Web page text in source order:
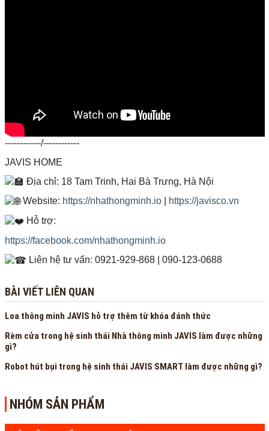
------------/------------
JAVIS HOME
Địa chỉ: 18 Tam Trinh, Hai Bà Trưng, Hà Nội
Website: https://nhathongminh.io|
https://javisco.vn
Hỗ trợ:
https://facebook.com/nhathongminh.io
Liên hệ tư vấn: 0921-929-868 | 090-123-0688
BÀI VIẾT LIÊN QUAN
Loa thông minh JAVIS hỗ trợ thêm từ khóa đánh thức
Rèm cửa trong hệ sinh thái Nhà thông minh JAVIS làm được những
gì?
Robot hút bụi trong hệ sinh thái JAVIS SMART làm được những gì?
NHÓM SẢN PHẨM